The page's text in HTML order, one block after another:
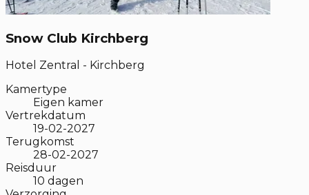
Snow Club Kirchberg
Hotel Zentral - Kirchberg
Kamertype
Eigen kamer
Vertrekdatum
19-02-2027
Terugkomst
28-02-2027
Reisduur
10 dagen